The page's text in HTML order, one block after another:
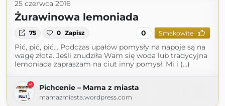
25 czerwca 2016
Żurawinowa lemoniada
75 0 Zapisz 0 Smakowite
Pić, pić, pić… Podczas upałów pomysły na napoje są na
wagę złota. Jeśli znudziła Wam się woda lub tradycyjna
lemoniada zapraszam na ciut inny pomysł. Mi i (...)
Pichcenie – Mama z miasta
mamazmiasta.wordpress.com